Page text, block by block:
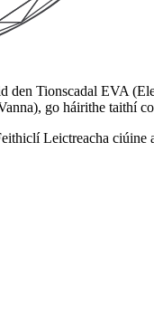
Tionscadal EVA
go háirithe taithí
Leictreacha